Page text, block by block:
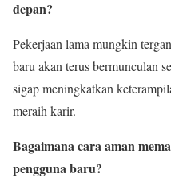
depan?
Pekerjaan lama mungkin
baru akan terus bermunculan
sigap meningkatkan
meraih karir.
Bagaimana cara aman
pengguna baru?